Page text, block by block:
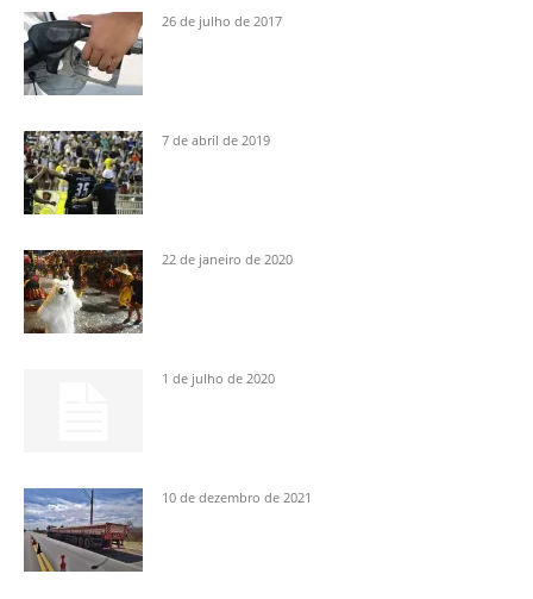
26 de julho de 2017
7 de abril de 2019
22 de janeiro de 2020
1 de julho de 2020
10 de dezembro de 2021